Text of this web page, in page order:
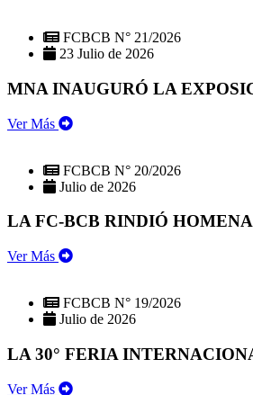
FCBCB N° 21/2026
23 Julio de 2026
MNA INAUGURÓ LA
Ver Más
FCBCB N° 20/2026
Julio de 2026
LA FC-BCB RINDIÓ
Ver Más
FCBCB N° 19/2026
Julio de 2026
LA 30° FERIA
Ver Más